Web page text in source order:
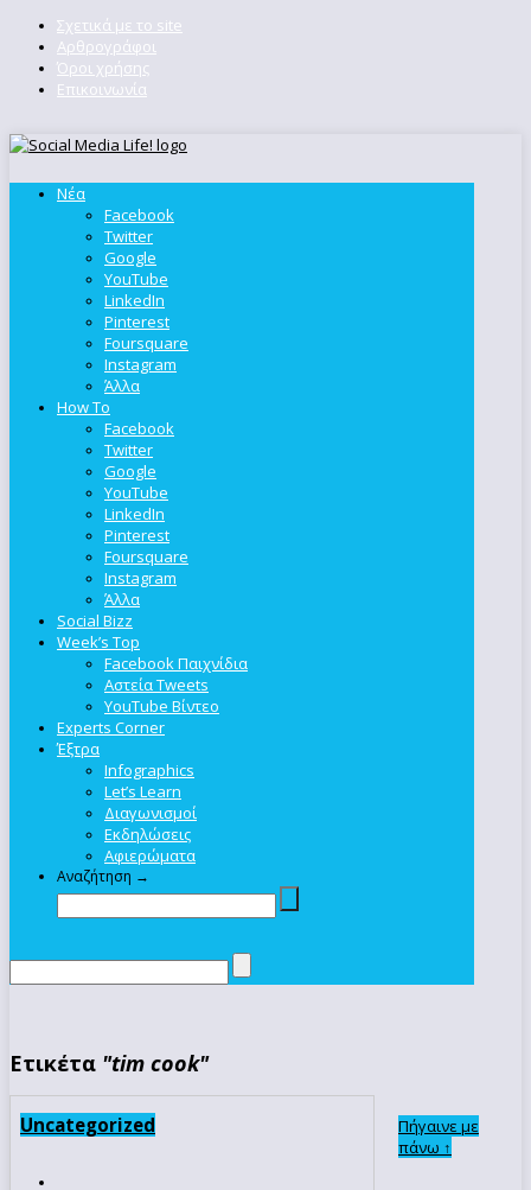
Σχετικά με το site
Αρθρογράφοι
Όροι χρήσης
Επικοινωνία
Νέα
Facebook
Twitter
Google
YouTube
LinkedIn
Pinterest
Foursquare
Instagram
Άλλα
How To
Facebook
Twitter
Google
YouTube
LinkedIn
Pinterest
Foursquare
Instagram
Άλλα
Social Bizz
Week’s Top
Facebook Παιχνίδια
Αστεία Tweets
YouTube Βίντεο
Experts Corner
Έξτρα
Infographics
Let’s Learn
Διαγωνισμοί
Εκδηλώσεις
Αφιερώματα
Αναζήτηση →
Ετικέτα "tim cook"
Uncategorized
Πήγαινε με
πάνω ↑